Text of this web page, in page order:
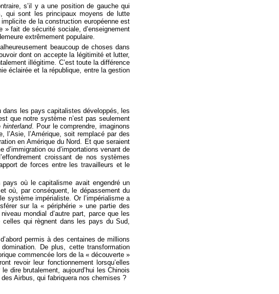
s’il y a une position de gauche qui
qui sont les principaux moyens de lutte
de la construction européenne est
» fait de sécurité sociale, d’enseignement
extrêmement populaire.
beaucoup de choses dans
dont on accepte la légitimité et lutter,
illégitime. C’est toute la différence
éclairée et la république, entre la gestion
dans les pays capitalistes développés, les
que notre système n’est pas seulement
hinterland. Pour le comprendre, imaginons
l’Asie, l’Amérique, soit remplacé par des
en Amérique du Nord. Et que seraient
ou d’importations venant de
croissant de nos systèmes
de forces entre les travailleurs et le
où le capitalisme avait engendré un
où, par conséquent, le dépassement du
système impérialiste. Or l’impérialisme a
sur la « périphérie » une partie des
mondial d’autre part, parce que les
qui règnent dans les pays du Sud,
permis à des centaines de millions
De plus, cette transformation
commencée lors de la « découverte »
revoir leur fonctionnement lorsqu’elles
dire brutalement, aujourd’hui les Chinois
Airbus, qui fabriquera nos chemises ?